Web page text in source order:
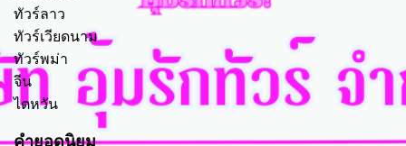
ทัวร์ลาว
ทัวร์เวียดนาม
ทัวร์พม่า
จีน
ไตหวัน
คำยอดนิยม